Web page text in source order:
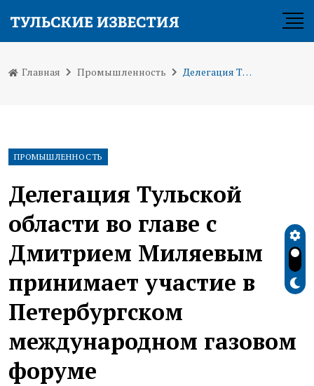
Главная Промышленность Делегация Тульской области во главе с Дмитрием Миляевым принимает участие в Петербургском международном газовом форуме
ПРОМЫШЛЕННОСТЬ
Делегация Тульской
области во главе с
Дмитрием Миляевым
принимает участие в
Петербургском
международном газовом
форуме